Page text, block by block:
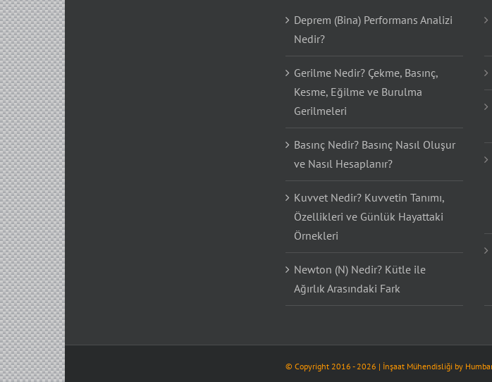
Deprem (Bina) Performans Analizi
Nedir?
Gerilme Nedir? Çekme, Basınç,
Kesme, Eğilme ve Burulma
Gerilmeleri
Basınç Nedir? Basınç Nasıl Oluşur
ve Nasıl Hesaplanır?
Kuvvet Nedir? Kuvvetin Tanımı,
Özellikleri ve Günlük Hayattaki
Örnekleri
Newton (N) Nedir? Kütle ile
Ağırlık Arasındaki Fark